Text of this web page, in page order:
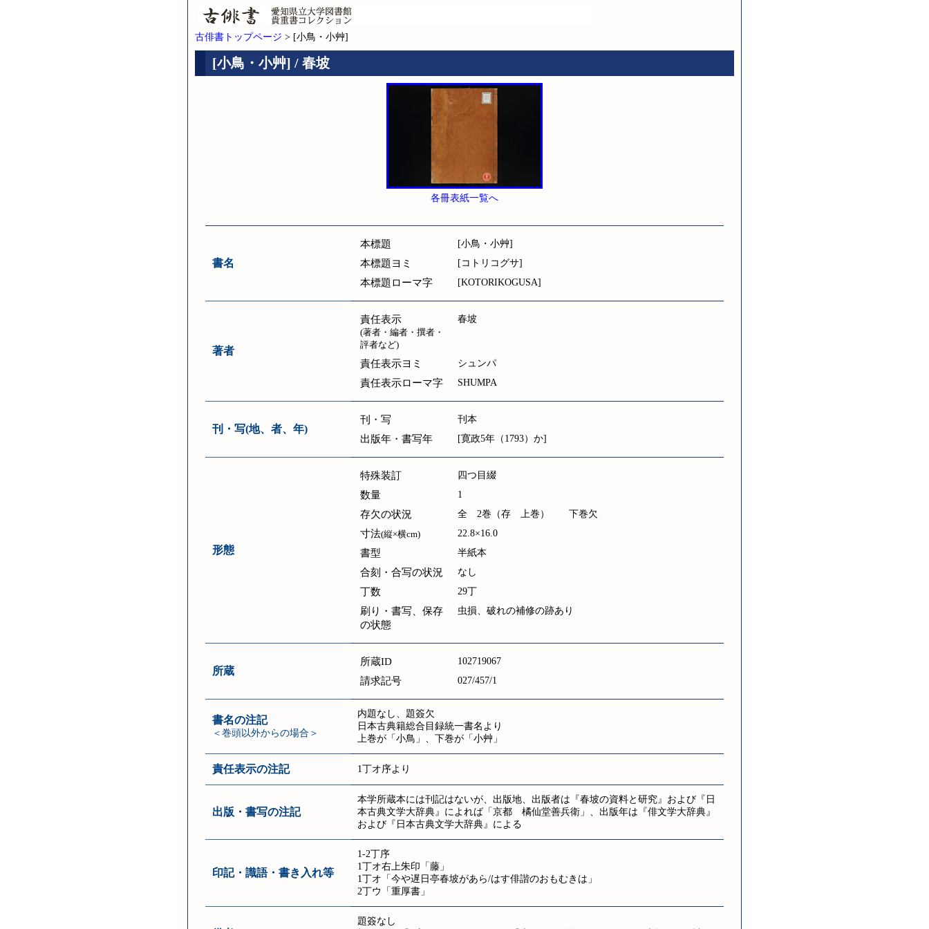
古俳書トップページ > [小鳥・小艸]
[小鳥・小艸] / 春坡
各冊表紙一覧へ
書名
本標題 [小鳥・小艸]
本標題ヨミ [コトリコグサ]
本標題ローマ字 [KOTORIKOGUSA]
著者
責任表示
(著者・編者・撰者・
評者など)
春坡
責任表示ヨミ シュンパ
責任表示ローマ字 SHUMPA
刊・写(地、者、年)
刊・写 刊本
出版年・書写年 [寛政5年（1793）か]
形態
特殊装訂 四つ目綴
数量 1
存欠の状況 全 2巻（存 上巻） 下巻欠
寸法(縦×横cm) 22.8×16.0
書型 半紙本
合刻・合写の状況 なし
丁数 29丁
刷り・書写、保存
の状態
虫損、破れの補修の跡あり
所蔵
所蔵ID 102719067
請求記号 027/457/1
書名の注記
＜巻頭以外からの場合＞
内題なし、題簽欠
日本古典籍総合目録統一書名より
上巻が「小鳥」、下巻が「小艸」
責任表示の注記 1丁オ序より
出版・書写の注記
本学所蔵本には刊記はないが、出版地、出版者は『春坡の資料と研究』および『日
本古典文学大辞典』によれば「京都 橘仙堂善兵衛」、出版年は『俳文学大辞典』
および『日本古典文学大辞典』による
印記・識語・書き入れ等
1-2丁序
1丁オ右上朱印「藤」
1丁オ「今や遅日亭春坡があら/はす俳諧のおもむきは」
2丁ウ「重厚書」
題簽なし